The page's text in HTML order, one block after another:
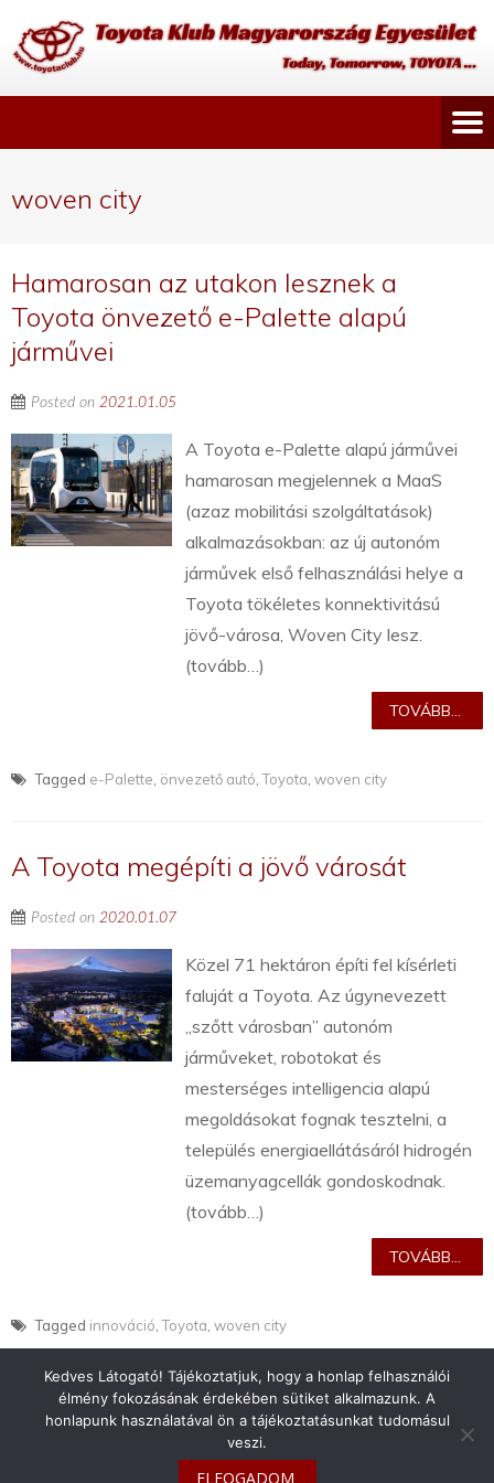
woven city
Hamarosan az utakon lesznek a
Toyota önvezető e-Palette alapú
járművei
Posted on 2021.01.05
A Toyota e-Palette alapú járművei
hamarosan megjelennek a MaaS
(azaz mobilitási szolgáltatások)
alkalmazásokban: az új autonóm
járművek első felhasználási helye a
Toyota tökéletes konnektivitású
jövő-városa, Woven City lesz.
(tovább…)
TOVÁBB...
Tagged e-Palette önvezető autó ,Toyota woven city
A Toyota megépíti a jövő városát
Posted on 2020.01.07
Közel 71 hektáron építi fel kísérleti
faluját a Toyota. Az úgynevezett
„szőtt városban” autonóm
járműveket, robotokat és
mesterséges intelligencia alapú
megoldásokat fognak tesztelni, a
település energiaellátásáról hidrogén
üzemanyagcellák gondoskodnak.
(tovább…)
TOVÁBB...
Tagged innováció ,Toyota woven city
info@toyotaclub.hu
Kedves Látogató! Tájékoztatjuk, hogy a honlap felhasználói
élmény fokozásának érdekében sütiket alkalmazunk. A
honlapunk használatával ön a tájékoztatásunkat tudomásul
veszi.
ELFOGADOM